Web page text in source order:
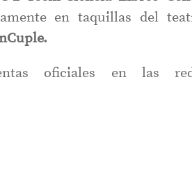
en taquillas del
oficiales en las